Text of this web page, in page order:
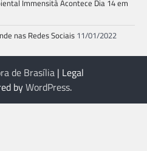
Immensità Acontece Dia 14 em
nas Redes Sociais 11/01/2022
de Brasília | Legal
byWordPress.